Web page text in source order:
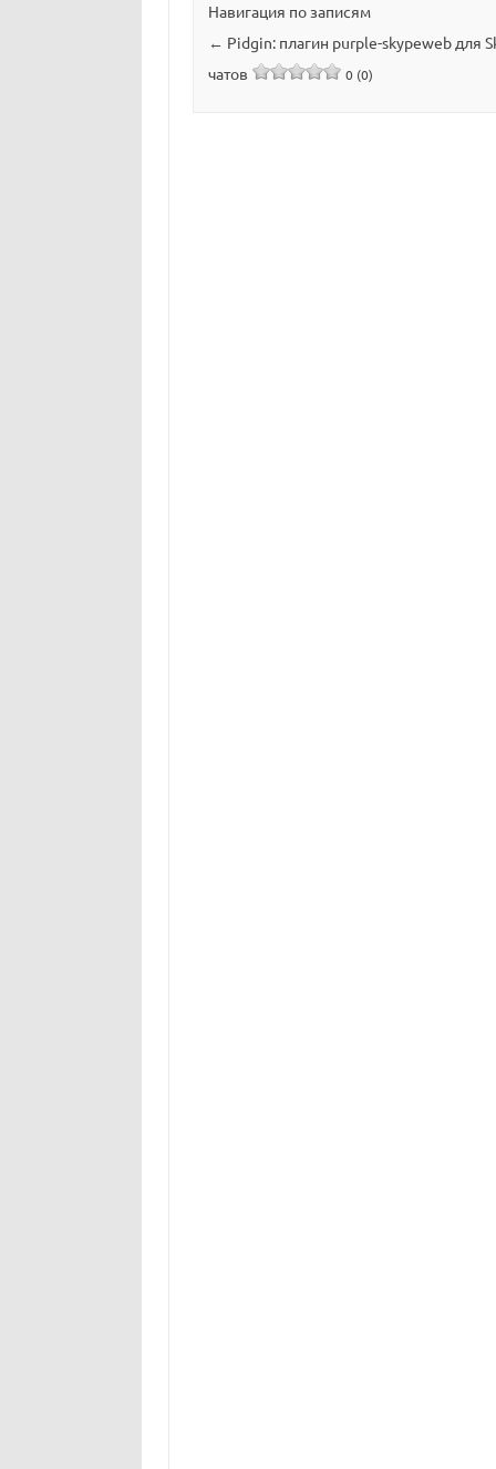
Навигация по записям
← Pidgin: плагин purple-skypeweb для
чатов
0 (0)